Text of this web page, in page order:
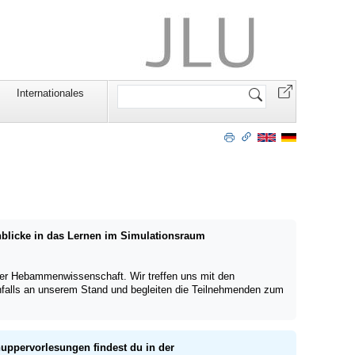
Internationales
Website
in das Lernen im Simulationsraum
Hebammenwissenschaft. Wir treffen uns mit den
an unserem Stand und begleiten die Teilnehmenden zum
findest du in der